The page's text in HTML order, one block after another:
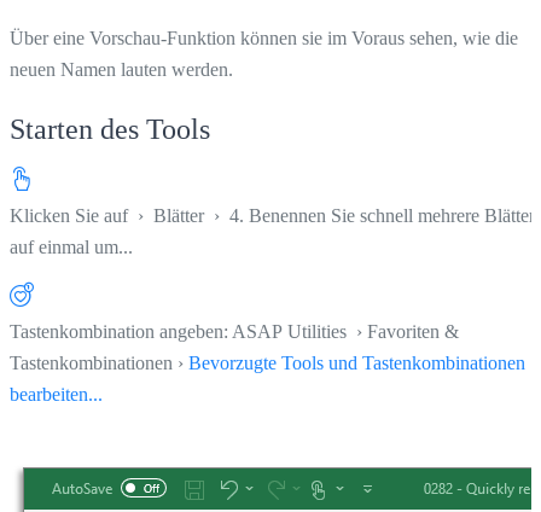
Über eine Vorschau-Funktion können sie im Voraus sehen, wie die
neuen Namen lauten werden.
Starten des Tools
Klicken Sie auf › Blätter› 4. Benennen Sie schnell mehrere Blätter
auf einmal um...
Tastenkombination angeben: ASAP Utilities › Favoriten &
Tastenkombinationen › Bevorzugte Tools und Tastenkombinationen
bearbeiten...